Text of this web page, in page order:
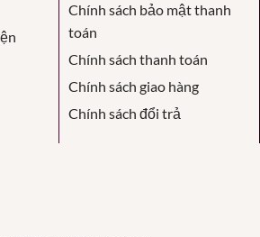
Chính sách bảo mật thanh
toán
Chính sách thanh toán
Chính sách giao hàng
Chính sách đổi trả